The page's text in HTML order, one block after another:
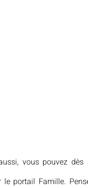
vous pouvez
portail Famille.